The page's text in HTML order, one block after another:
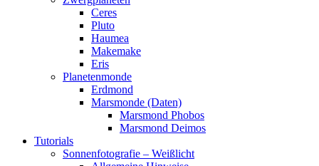
Ceres
Pluto
Haumea
Makemake
Eris
Planetenmonde
Erdmond
Marsmonde (Daten)
Marsmond Phobos
Marsmond Deimos
Tutorials
Sonnenfotografie – Weißlicht